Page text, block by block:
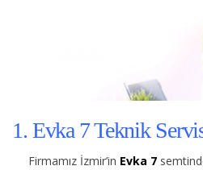
1. Evka 7 Teknik
Firmamız İzmir’in Evka 7